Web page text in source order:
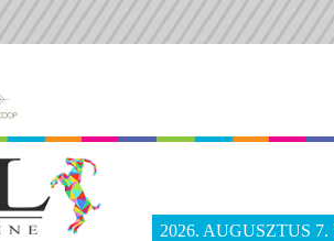
2026. AUGUSZTUS